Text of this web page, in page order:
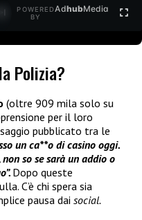
POWERED
BY
AdhubMedia
Polizia?
(oltre 909 mila solo su
per il loro
pubblicato tra le
un ca**o di casino oggi.
so se sarà un addio o
Dopo queste
C’è chi spera sia
pausa dai social.